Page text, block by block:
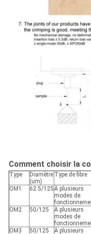
Comment choisir la
Type
Diamètre
(um)
Type de fibre
OM1
62.5/125À plusieurs
modes de
OM2 50/125
À plusieurs
modes de
OM3 50/125
À plusieurs